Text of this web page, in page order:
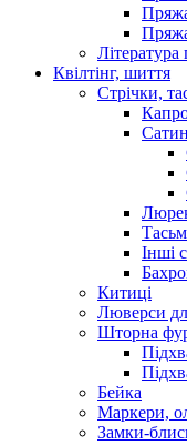
Квілтінг, шиття
Стрічки,
Інші
Китиці
Люверси
Шторна
Бейка
Маркери,
Замки-